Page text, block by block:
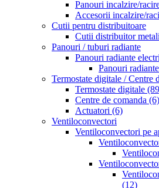
Panouri incalzire/
Accesorii incalzire/
Cutii pentru distribuitoare
Cutii distribuitor
Panouri / tuburi radiante
Panouri radiante
Panouri
Termostate digitale / Centre
Termostate digitale
Centre de comanda (6)
Actuatori (6)
Ventiloconvectori
Ventiloconvectori pe
(12)